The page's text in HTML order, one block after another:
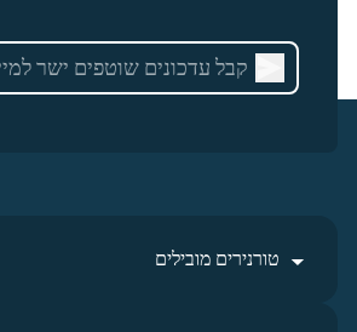
טורנירים מובילים